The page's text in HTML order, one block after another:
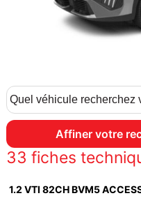
33 fiches
1.2 VTI 82CH BVM5